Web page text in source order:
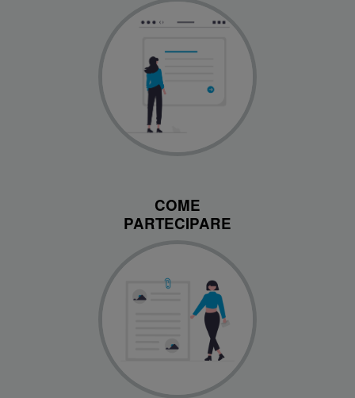
COME
PARTECIPARE